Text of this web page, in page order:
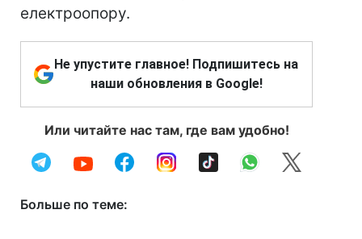
електроопору.
Не упустите главное! Подпишитесь на
наши обновления в Google!
Или читайте нас там, где вам удобно!
Больше по теме: